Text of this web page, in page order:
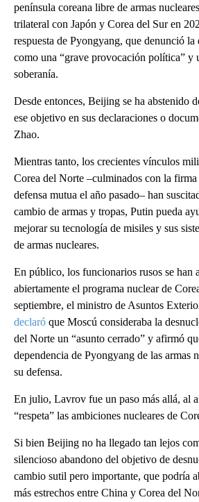
península coreana libre de armas
trilateral con Japón y Corea del Sur en
respuesta de Pyongyang, que denunció
como una “grave provocación política” y
soberanía.
Desde entonces, Beijing se ha abstenido
ese objetivo en sus declaraciones o
Zhao.
Mientras tanto, los crecientes vínculos
Corea del Norte –culminados con la firma
defensa mutua el año pasado– han
cambio de armas y tropas, Putin pueda
mejorar su tecnología de misiles y sus
de armas nucleares.
En público, los funcionarios rusos se han
abiertamente el programa nuclear de
septiembre, el ministro de Asuntos
declaró que Moscú consideraba la
del Norte un “asunto cerrado” y afirmó
dependencia de Pyongyang de las armas
su defensa.
En julio, Lavrov fue un paso más allá, al
“respeta” las ambiciones nucleares de
Si bien Beijing no ha llegado tan lejos
silencioso abandono del objetivo de
cambio sutil pero importante, que podría
más estrechos entre China y Corea del